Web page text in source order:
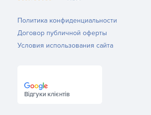
Политика конфиденциальности
Договор публичной оферты
Условия использования сайта
Відгуки клієнтів